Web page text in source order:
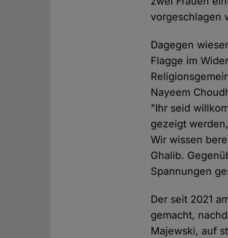
vorgeschlagen
Dagegen
Flagge im
Nayeem
"Ihr seid
gezeigt
Wir wissen
Ghalib.
Spannungen
Der seit 2021
gemacht,
Majewski, auf